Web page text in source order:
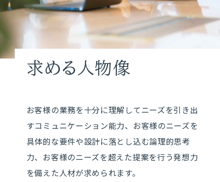
NTTデータ ウェーブが提供する
多彩なソリューション
NTTデータ ウェーブの
求める人物像
お客様の業務を十分に理解してニーズを引き出
すコミュニケーション能力、お客様のニーズを
具体的な要件や設計に落とし込む論理的思考
力、お客様のニーズを超えた提案を行う発想力
を備えた人材が求められます。